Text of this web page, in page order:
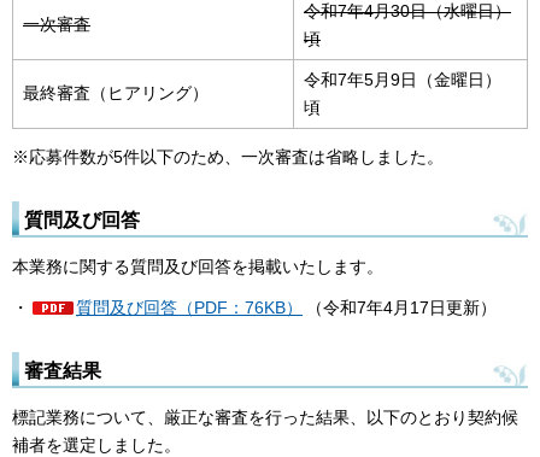
一次審査
令和7年4月30日（水曜日）
頃
最終審査（ヒアリング）
令和7年5月9日（金曜日）
頃
※応募件数が5件以下のため、一次審査は省略しました。
質問及び回答
本業務に関する質問及び回答を掲載いたします。
・ 質問及び回答（PDF：76KB） （令和7年4月17日更新）
審査結果
標記業務について、厳正な審査を行った結果、以下のとおり契約候
補者を選定しました。